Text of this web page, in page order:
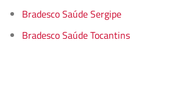
Bradesco Saúde Sergipe
Bradesco Saúde Tocantins